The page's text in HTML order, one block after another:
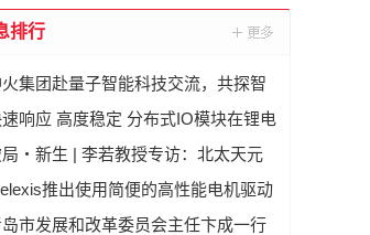
排行
集团赴量子智能科技交流，共探智
化矿山新未来
响应 高度稳定 分布式IO模块在锂电
造的优势揭秘 | 支持Modbus、
、Ethernet/IP、BACnet/IP等多
议
・新生 | 李若教授专访：北太天元
30 年垄断，国产科学计算软件崛起
推出使用简便的高性能电机驱动
片，助力三相风扇实现快速、免代码
岛市发展和改革委员会主任卞成一行